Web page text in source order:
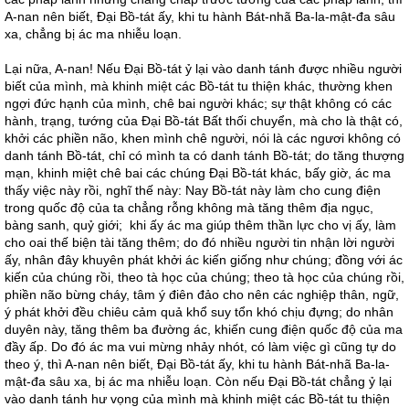
A-nan nên biết, Đại Bồ-tát ấy, khi tu hành Bát-nhã Ba-la-mật-đa sâu
xa, chẳng bị ác ma nhiễu loạn.
Lại nữa, A-nan! Nếu Đại Bồ-tát ỷ lại vào danh tánh được nhiều người
biết của mình, mà khinh miệt các Bồ-tát tu thiện khác, thường khen
ngợi đức hạnh của mình, chê bai người khác; sự thật không có các
hành, trạng, tướng của Đại Bồ-tát Bất thối chuyển, mà cho là thật có,
khởi các phiền não, khen mình chê người, nói là các ngươi không có
danh tánh Bồ-tát, chỉ có mình ta có danh tánh Bồ-tát; do tăng thượng
mạn, khinh miệt chê bai các chúng Đại Bồ-tát khác, bấy giờ, ác ma
thấy việc này rồi, nghĩ thế này: Nay Bồ-tát này làm cho cung điện
trong quốc độ của ta chẳng rỗng không mà tăng thêm địa ngục,
bàng sanh, quỷ giới; khi ấy ác ma giúp thêm thần lực cho vị ấy, làm
cho oai thế biện tài tăng thêm; do đó nhiều người tin nhận lời người
ấy, nhân đây khuyên phát khởi ác kiến giống như chúng; đồng với ác
kiến của chúng rồi, theo tà học của chúng; theo tà học của chúng rồi,
phiền não bừng cháy, tâm ý điên đảo cho nên các nghiệp thân, ngữ,
ý phát khởi đều chiêu cảm quả khổ suy tổn khó chịu đựng; do nhân
duyên này, tăng thêm ba đường ác, khiến cung điện quốc độ của ma
đầy ấp. Do đó ác ma vui mừng nhảy nhót, có làm việc gì cũng tự do
theo ý, thì A-nan nên biết, Đại Bồ-tát ấy, khi tu hành Bát-nhã Ba-la-
mật-đa sâu xa, bị ác ma nhiễu loạn. Còn nếu Đại Bồ-tát chẳng ỷ lại
vào danh tánh hư vọng của mình mà khinh miệt các Bồ-tát tu thiện